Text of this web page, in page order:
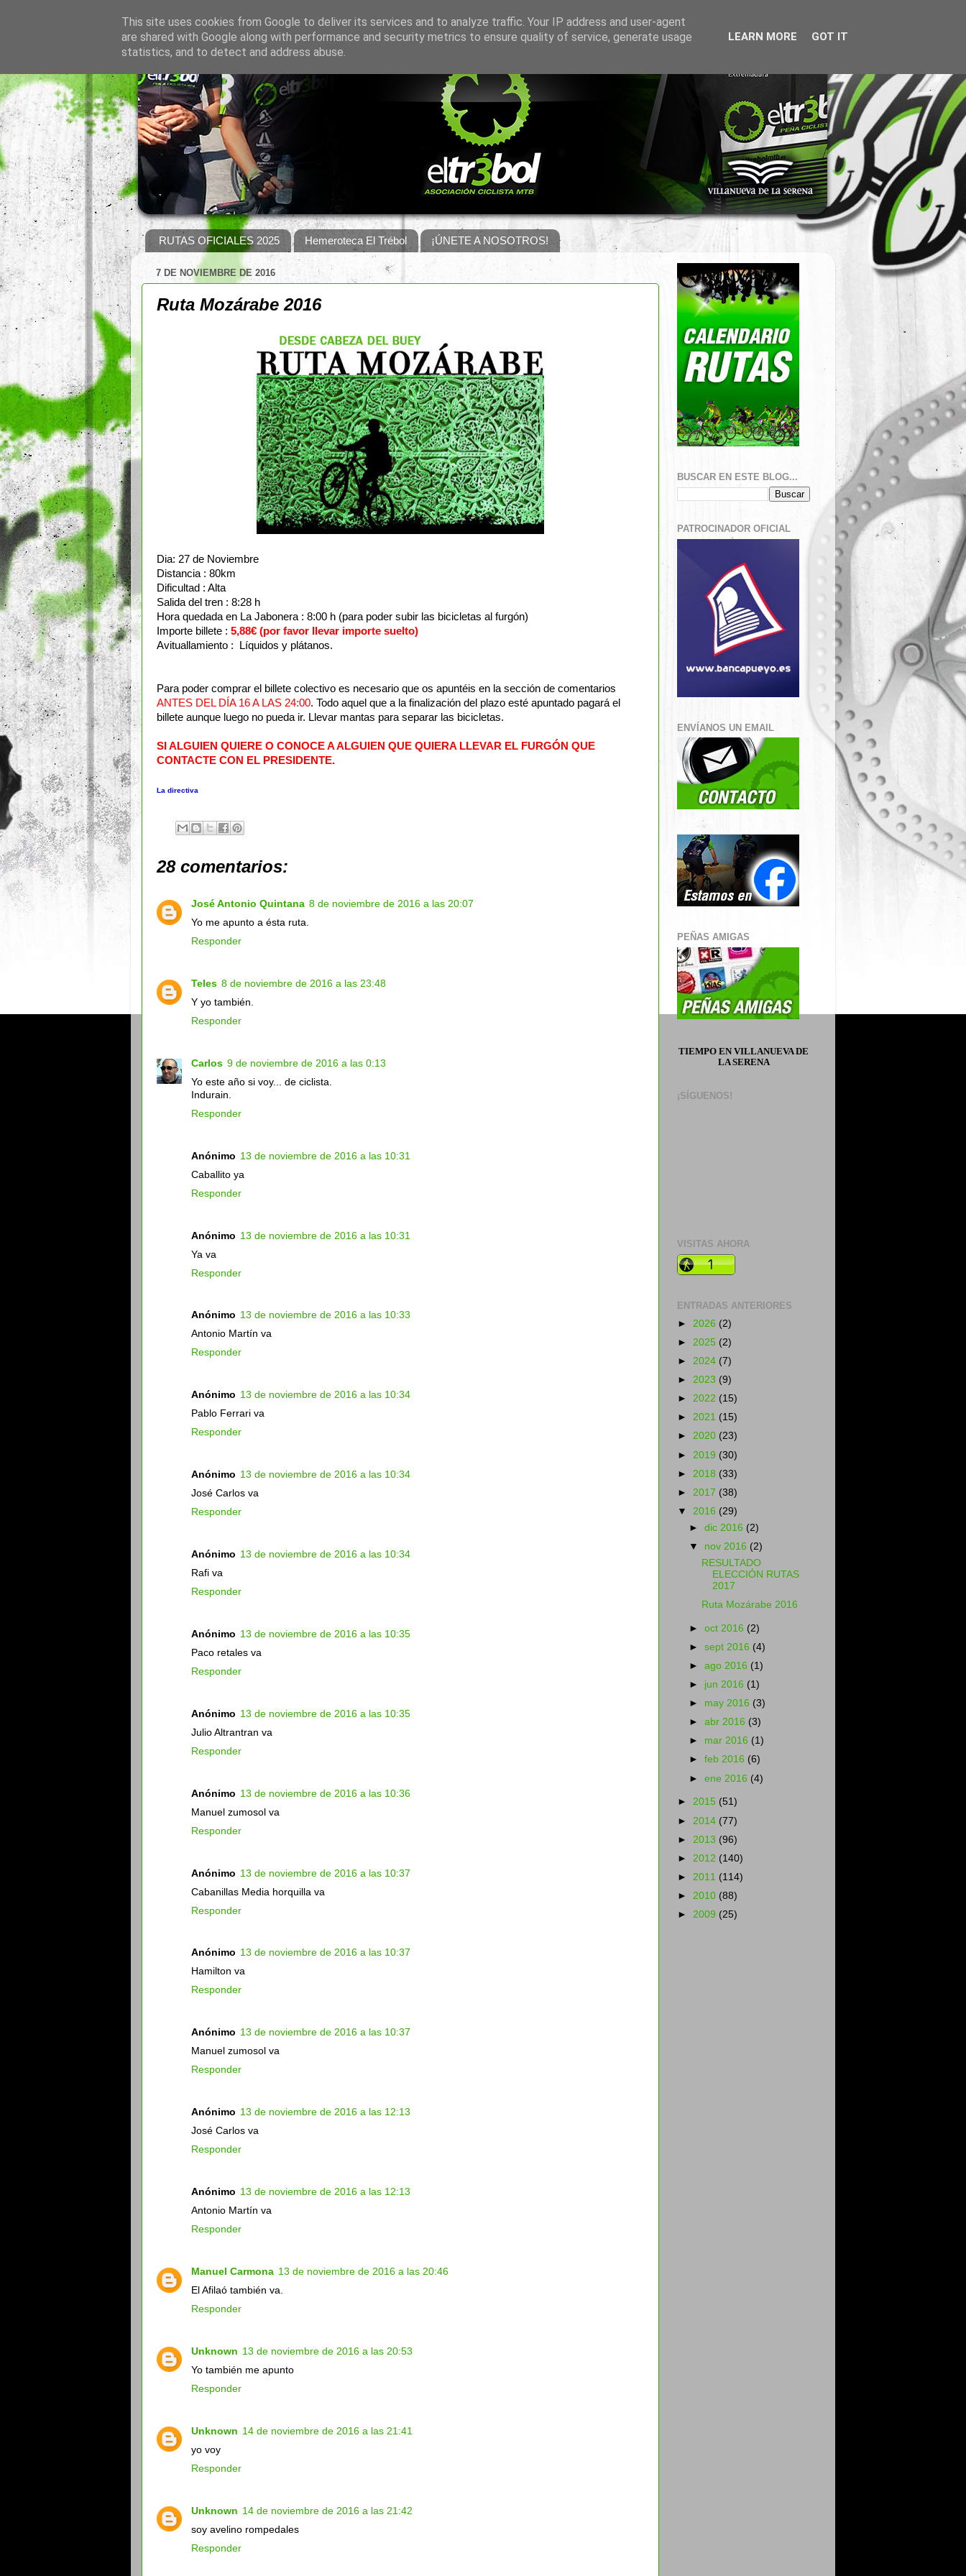
RUTAS OFICIALES 2025 Hemeroteca El Trébol ¡ÚNETE A NOSOTROS!
7 DE NOVIEMBRE DE 2016
Ruta Mozárabe 2016
Dia: 27 de Noviembre
Distancia : 80km
Dificultad : Alta
Salida del tren : 8:28 h
Hora quedada en La Jabonera : 8:00 h (para poder subir las bicicletas al furgón)
Importe billete : 5,88€ (por favor llevar importe suelto)
Avituallamiento : Líquidos y plátanos.
Para poder comprar el billete colectivo es necesario que os apuntéis en la sección de comentarios
ANTES DEL DÍA 16 A LAS 24:00. Todo aquel que a la finalización del plazo esté apuntado pagará el
billete aunque luego no pueda ir. Llevar mantas para separar las bicicletas.
SI ALGUIEN QUIERE O CONOCE A ALGUIEN QUE QUIERA LLEVAR EL FURGÓN QUE
CONTACTE CON EL PRESIDENTE.
La directiva
28 comentarios:
José Antonio Quintana 8 de noviembre de 2016 a las 20:07
Yo me apunto a ésta ruta.
Responder
Teles 8 de noviembre de 2016 a las 23:48
Y yo también.
Responder
Carlos 9 de noviembre de 2016 a las 0:13
Yo este año si voy... de ciclista.
Indurain.
Responder
Anónimo 13 de noviembre de 2016 a las 10:31
Caballito ya
Responder
Anónimo 13 de noviembre de 2016 a las 10:31
Ya va
Responder
Anónimo 13 de noviembre de 2016 a las 10:33
Antonio Martín va
Responder
Anónimo 13 de noviembre de 2016 a las 10:34
Pablo Ferrari va
Responder
Anónimo 13 de noviembre de 2016 a las 10:34
José Carlos va
Responder
Anónimo 13 de noviembre de 2016 a las 10:34
Rafi va
Responder
Anónimo 13 de noviembre de 2016 a las 10:35
Paco retales va
Responder
Anónimo 13 de noviembre de 2016 a las 10:35
Julio Altrantran va
Responder
Anónimo 13 de noviembre de 2016 a las 10:36
Manuel zumosol va
Responder
Anónimo 13 de noviembre de 2016 a las 10:37
Cabanillas Media horquilla va
Responder
Anónimo 13 de noviembre de 2016 a las 10:37
Hamilton va
Responder
Anónimo 13 de noviembre de 2016 a las 10:37
Manuel zumosol va
Responder
Anónimo 13 de noviembre de 2016 a las 12:13
José Carlos va
Responder
Anónimo 13 de noviembre de 2016 a las 12:13
Antonio Martín va
Responder
Manuel Carmona 13 de noviembre de 2016 a las 20:46
El Afilaó también va.
Responder
Unknown 13 de noviembre de 2016 a las 20:53
Yo también me apunto
Responder
Unknown 14 de noviembre de 2016 a las 21:41
yo voy
Responder
Unknown 14 de noviembre de 2016 a las 21:42
soy avelino rompedales
Responder
BUSCAR EN ESTE BLOG...
PATROCINADOR OFICIAL
ENVÍANOS UN EMAIL
PEÑAS AMIGAS
TIEMPO EN VILLANUEVA DE
LA SERENA
¡SÍGUENOS!
VISITAS AHORA
ENTRADAS ANTERIORES
► 2026 (2)
► 2025 (2)
► 2024 (7)
► 2023 (9)
► 2022 (15)
► 2021 (15)
► 2020 (23)
► 2019 (30)
► 2018 (33)
► 2017 (38)
▼ 2016 (29)
►dic 2016 (2)
▼ nov 2016 (2)
RESULTADO
ELECCIÓN RUTAS
2017
Ruta Mozárabe 2016
►oct 2016 (2)
►sept 2016 (4)
►ago 2016 (1)
► jun 2016 (1)
► may 2016 (3)
►abr 2016 (3)
► mar 2016 (1)
►feb 2016 (6)
►ene 2016 (4)
► 2015 (51)
► 2014 (77)
► 2013 (96)
► 2012 (140)
► 2011 (114)
► 2010 (88)
► 2009 (25)
This site uses cookies from Google to deliver its services and to analyze traffic. Your IP address and user-agent
are shared with Google along with performance and security metrics to ensure quality of service, generate usage
statistics, and to detect and address abuse.
LEARN MORE GOT IT